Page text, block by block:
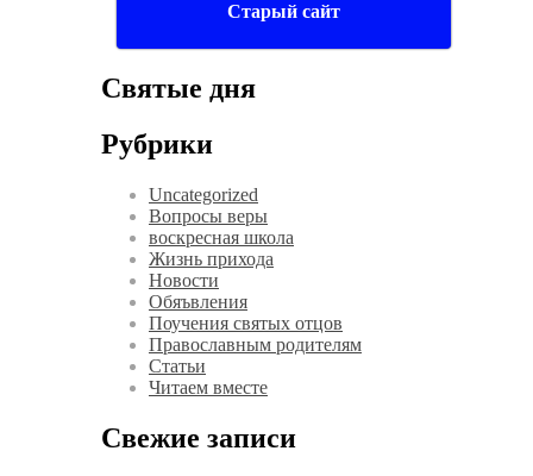
Старый сайт
Святые дня
Рубрики
Uncategorized
Вопросы веры
воскресная школа
Жизнь прихода
Новости
Обяъвления
Поучения святых отцов
Православным родителям
Статьи
Читаем вместе
Свежие записи